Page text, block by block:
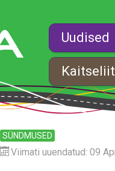
Uudised
Kaitseliit
SÜNDMUSED
Viimati uuendatud: 09